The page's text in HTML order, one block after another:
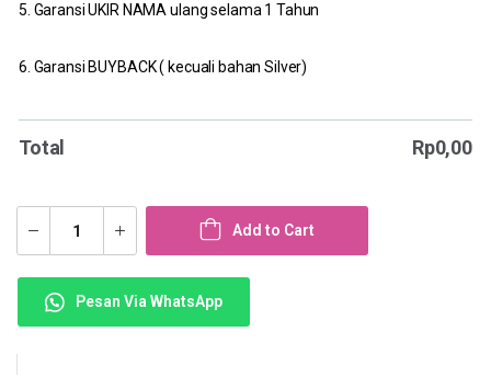
5. Garansi UKIR NAMA ulang selama 1 Tahun
6. Garansi BUYBACK ( kecuali bahan Silver)
Total Rp0,00
Add to Cart
Pesan Via WhatsApp